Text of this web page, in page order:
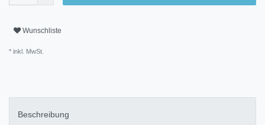
Wunschliste
* inkl. MwSt.
Beschreibung